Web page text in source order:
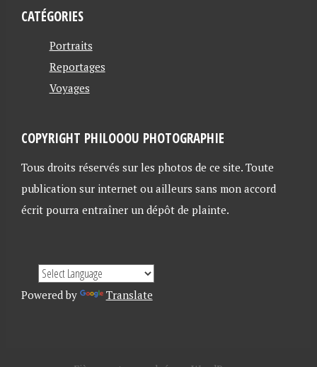
CATÉGORIES
Portraits
Reportages
Voyages
COPYRIGHT PHILOOOU PHOTOGRAPHIE
Tous droits réservés sur les photos de ce site. Toute
publication sur internet ou ailleurs sans mon accord
écrit pourra entraîner un dépôt de plainte.
Powered by Translate